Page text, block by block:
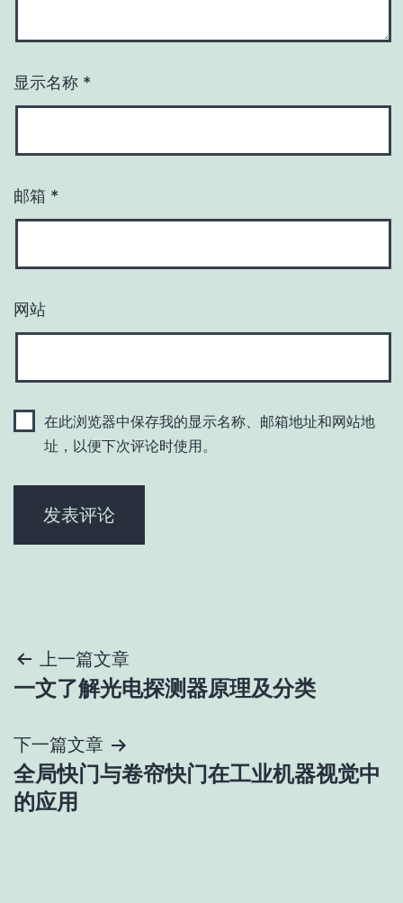
显示名称 *
邮箱 *
网站
在此浏览器中保存我的显示名称、邮箱地址和网站地
址，以便下次评论时使用。
文
章
导
航
上一篇文章
一文了解光电探测器原理及分类
下一篇文章
全局快门与卷帘快门在工业机器视觉中
的应用